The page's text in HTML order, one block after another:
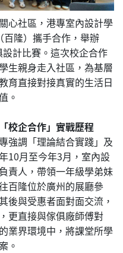
心社區，港專室內設計學
隆）攜手合作，舉辦
設計比賽。這次校企合作
生親身走入社區，為基層
育直接對接真實的生活日
。
校企合作」實戰歷程
強調「理論結合實踐」及
10月至今年3月，室內設
責人，帶領一年級學弟妹
百隆位於廣州的展廳參
後與受惠者面對面交流，
更直接與傢俱廠師傅對
業界環境中，將課堂所學
。